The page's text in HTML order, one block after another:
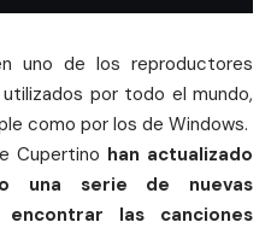
uno de los reproductores
por todo el mundo,
como por los de Windows.
Cupertino han actualizado
una serie de nuevas
las canciones